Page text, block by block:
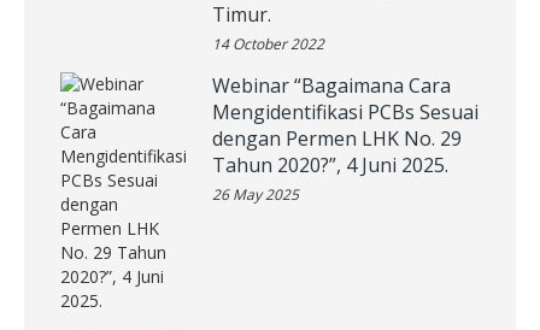
Timur.
14 October 2022
Webinar “Bagaimana Cara
Mengidentifikasi PCBs Sesuai
dengan Permen LHK No. 29
Tahun 2020?”, 4 Juni 2025.
26 May 2025